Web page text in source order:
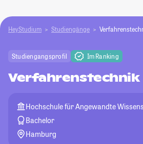
HeyStudium Studiengänge
Studiengangsprofil Im Ranking
Verfahrenstechnik
Hochschule für Angewandte
Bachelor
Hamburg